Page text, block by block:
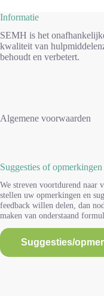
Informatie
SEMH is het
kwaliteit van
behoudt en verbetert.
Algemene voorwaarden
Suggesties of opmerkingen
We streven voortdurend naar
stellen uw opmerkingen en
feedback willen delen, dan
maken van onderstaand
Suggesties/